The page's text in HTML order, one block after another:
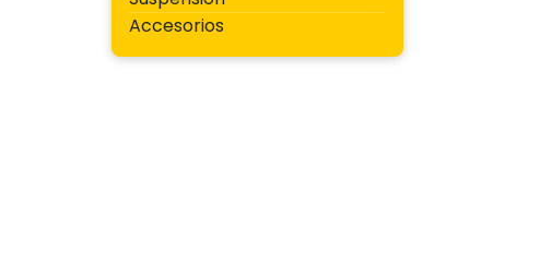
Accesorios